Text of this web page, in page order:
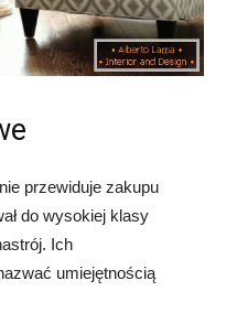
przewiduje zakupu
do wysokiej klasy
Ich
umiejętnością